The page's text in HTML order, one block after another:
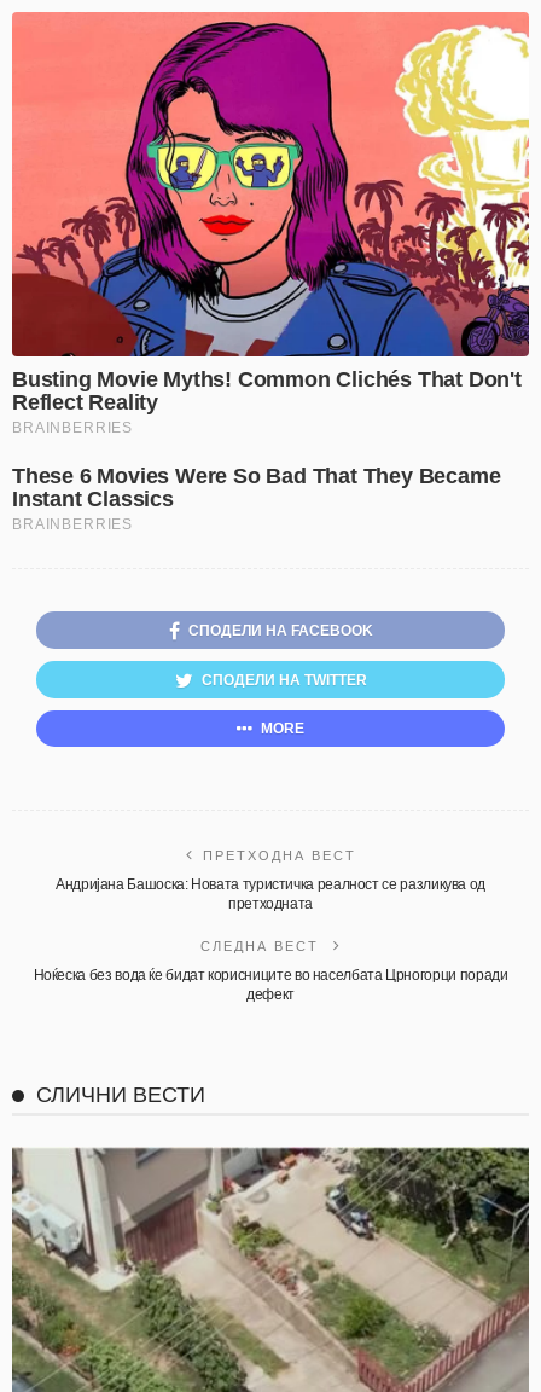
СПОДЕЛИ НА FACEBOOK
СПОДЕЛИ НА TWITTER
MORE
ПРЕТХОДНА ВЕСТ
Андријана Башоска: Новата туристичка реалност се разликува од
претходната
СЛЕДНА ВЕСТ
Ноќеска без вода ќе бидат корисниците во населбата Црногорци поради
дефект
СЛИЧНИ ВЕСТИ